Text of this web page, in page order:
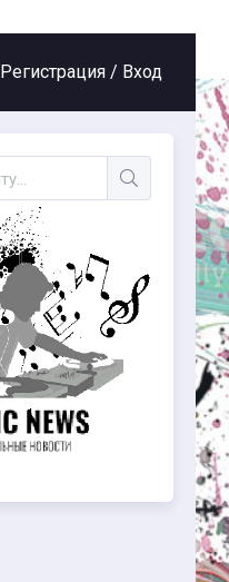
Регистрация / Вход